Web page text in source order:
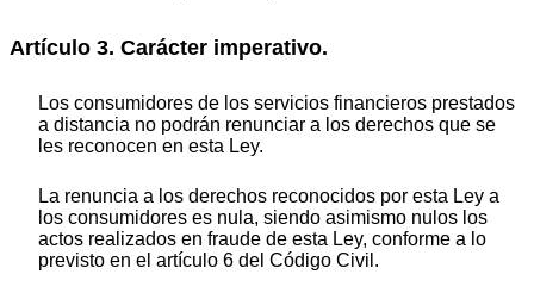
Artículo 3. Carácter imperativo.
Los consumidores de los servicios financieros prestados
a distancia no podrán renunciar a los derechos que se
les reconocen en esta Ley.
La renuncia a los derechos reconocidos por esta Ley a
los consumidores es nula, siendo asimismo nulos los
actos realizados en fraude de esta Ley, conforme a lo
previsto en el artículo 6 del Código Civil.